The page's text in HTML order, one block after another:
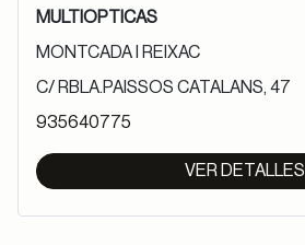
MULTIOPTICAS
MONTCADA I REIXAC
C/ RBLA.PAISSOS CATALANS, 47
935640775
VER DETALLES